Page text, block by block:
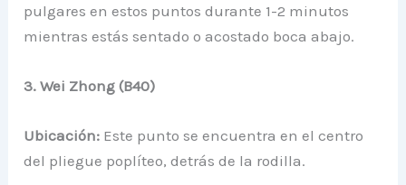
pulgares en estos puntos durante 1-2 minutos
mientras estás sentado o acostado boca abajo.
3. Wei Zhong (B40)
Ubicación: Este punto se encuentra en el centro
del pliegue poplíteo, detrás de la rodilla.